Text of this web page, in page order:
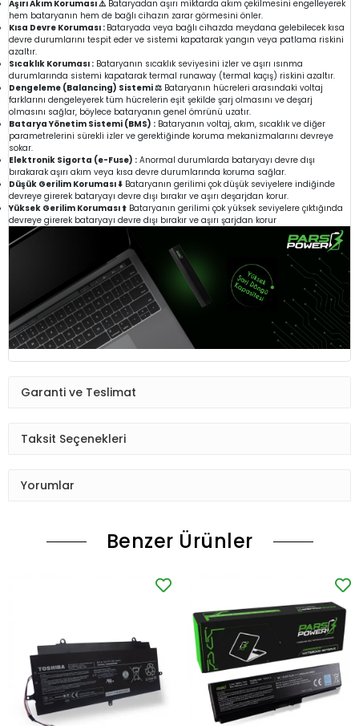
Aşırı Akım Koruması ⚠️Bataryadan aşırı miktarda akım çekilmesini engelleyerek
hem bataryanın hem de bağlı cihazın zarar görmesini önler.
Kısa Devre Koruması : Bataryada veya bağlı cihazda meydana gelebilecek kısa
devre durumlarını tespit eder ve sistemi kapatarak yangın veya patlama riskini
azaltır.
Sıcaklık Koruması : Bataryanın sıcaklık seviyesini izler ve aşırı ısınma
durumlarında sistemi kapatarak termal runaway (termal kaçış) riskini azaltır.
Dengeleme (Balancing) Sistemi ⚖️ Bataryanın hücreleri arasındaki voltaj
farklarını dengeleyerek tüm hücrelerin eşit şekilde şarj olmasını ve deşarj
olmasını sağlar, böylece bataryanın genel ömrünü uzatır.
Batarya Yönetim Sistemi (BMS) : Bataryanın voltaj, akım, sıcaklık ve diğer
parametrelerini sürekli izler ve gerektiğinde koruma mekanizmalarını devreye
sokar.
Elektronik Sigorta (e-Fuse) : Anormal durumlarda bataryayı devre dışı
bırakarak aşırı akım veya kısa devre durumlarında koruma sağlar.
Düşük Gerilim Koruması ⬇️ Bataryanın gerilimi çok düşük seviyelere indiğinde
devreye girerek bataryayı devre dışı bırakır ve aşırı deşarjdan korur.
Yüksek Gerilim Koruması ⬆️ Bataryanın gerilimi çok yüksek seviyelere çıktığında
devreye girerek bataryayı devre dışı bırakır ve aşırı şarjdan korur
Garanti ve Teslimat
Taksit Seçenekleri
Yorumlar
Benzer Ürünler